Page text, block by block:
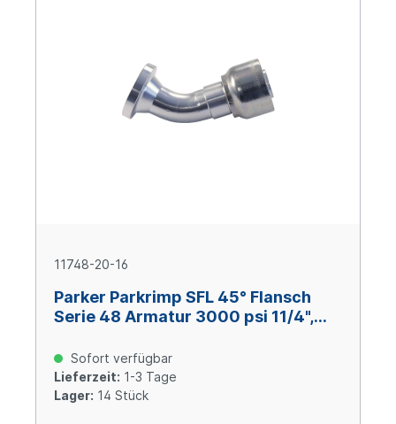
11748-20-16
Parker Parkrimp SFL 45° Flansch
Serie 48 Armatur 3000 psi 11/4",
Cr(VI)-frei
Sofort verfügbar
Lieferzeit: 1-3 Tage
Lager: 14 Stück